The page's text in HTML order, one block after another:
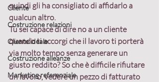
Cliente
Costruzione relazioni
Cliente ideale
Costruzione alleanze
Marketing referenziale
quindi gli ha consigliato di affidarlo a
qualcun altro.
Tu sei capace di dire no a un cliente
quando ti accorgi che il lavoro ti porterà
via molto tempo senza generare un
giusto reddito? So che è difficile rifiutare
un lavoro, vedere un pezzo di fatturato